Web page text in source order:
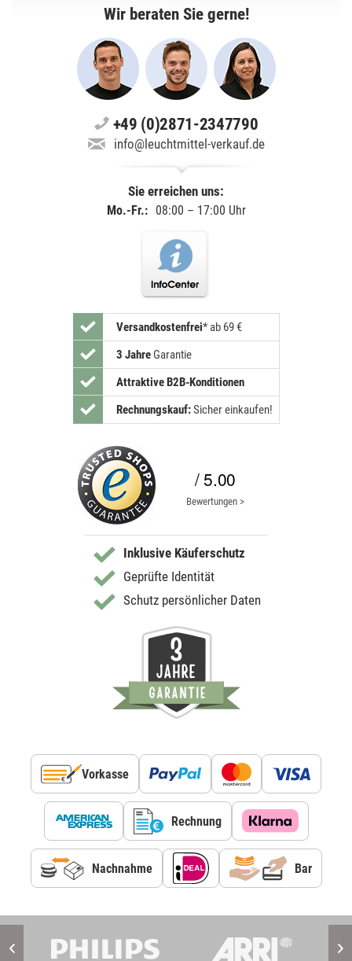
Wir beraten Sie gerne!
+49 (0)2871-2347790
info@leuchtmittel-verkauf.de
Sie erreichen uns:
Mo.-Fr.: 08:00 – 17:00 Uhr
Versandkostenfrei* ab 69 €
3 JahreGarantie
Attraktive B2B-Konditionen
Rechnungskauf:Sicher einkaufen!
/ 5.00
Bewertungen >
Inklusive Käuferschutz
Geprüfte Identität
Schutz persönlicher Daten
Vorkasse
Rechnung
Nachnahme Bar